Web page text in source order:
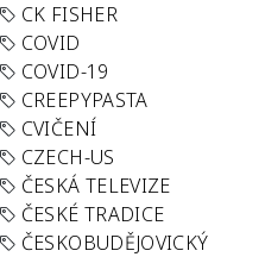
CK FISHER
COVID
COVID-19
CREEPYPASTA
CVIČENÍ
CZECH-US
ČESKÁ TELEVIZE
ČESKÉ TRADICE
ČESKOBUDĚJOVICKÝ